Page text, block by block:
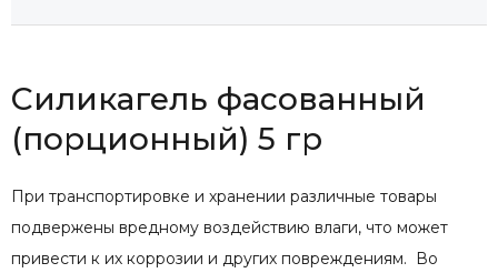
Силикагель фасованный
(порционный) 5 гр
При транспортировке и хранении различные товары
подвержены вредному воздействию влаги, что может
привести к их коррозии и других повреждениям. Во